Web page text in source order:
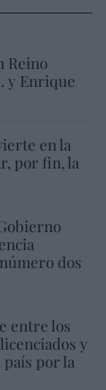
Reino
y Enrique
en la
por fin, la
dos
entre los
y
por la